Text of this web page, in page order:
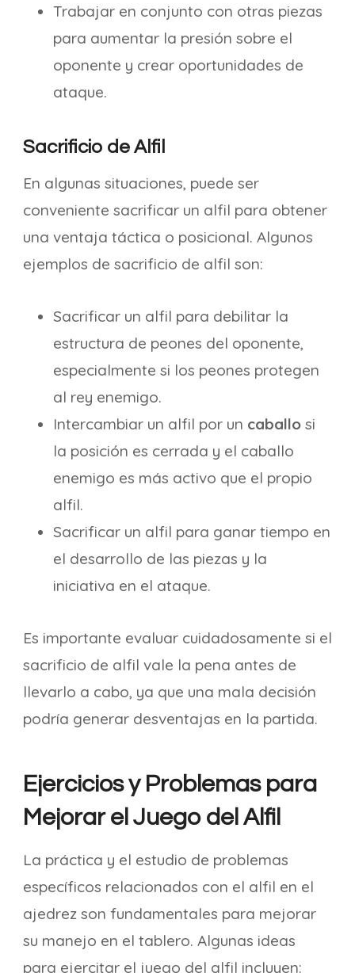
Trabajar en conjunto con otras piezas
para aumentar la presión sobre el
oponente y crear oportunidades de
ataque.
Sacrificio de Alfil
En algunas situaciones, puede ser
conveniente sacrificar un alfil para obtener
una ventaja táctica o posicional. Algunos
ejemplos de sacrificio de alfil son:
Sacrificar un alfil para debilitar la
estructura de peones del oponente,
especialmente si los peones protegen
al rey enemigo.
Intercambiar un alfil por un caballo si
la posición es cerrada y el caballo
enemigo es más activo que el propio
alfil.
Sacrificar un alfil para ganar tiempo en
el desarrollo de las piezas y la
iniciativa en el ataque.
Es importante evaluar cuidadosamente si el
sacrificio de alfil vale la pena antes de
llevarlo a cabo, ya que una mala decisión
podría generar desventajas en la partida.
Ejercicios y Problemas para
Mejorar el Juego del Alfil
La práctica y el estudio de problemas
específicos relacionados con el alfil en el
ajedrez son fundamentales para mejorar
su manejo en el tablero. Algunas ideas
para ejercitar el juego del alfil incluyen: